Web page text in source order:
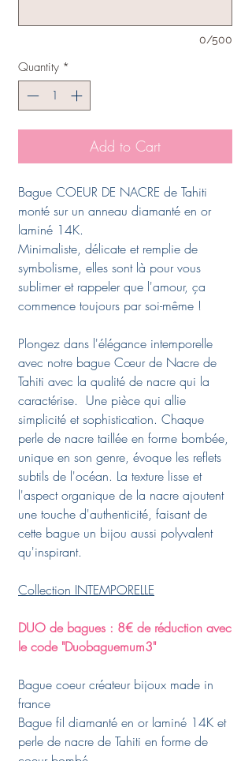
0/500
Quantity *
Add to Cart
Bague COEUR DE NACRE de Tahiti
monté sur un anneau diamanté en or
laminé 14K.
Minimaliste, délicate et remplie de
symbolisme, elles sont là pour vous
sublimer et rappeler que l'amour, ça
commence toujours par soi-même !
Plongez dans l'élégance intemporelle
avec notre bague Cœur de Nacre de
Tahiti avec la qualité de nacre qui la
caractérise. Une pièce qui allie
simplicité et sophistication. Chaque
perle de nacre taillée en forme bombée,
unique en son genre, évoque les reflets
subtils de l'océan. La texture lisse et
l'aspect organique de la nacre ajoutent
une touche d'authenticité, faisant de
cette bague un bijou aussi polyvalent
qu'inspirant.
Collection INTEMPORELLE
DUO de bagues : 8€ de réduction avec
le code "Duobaguemum3"
Bague coeur créateur bijoux made in
france
Bague fil diamanté en or laminé 14K et
perle de nacre de Tahiti en forme de